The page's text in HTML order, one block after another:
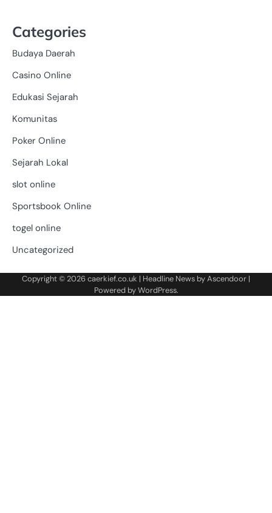
Categories
Budaya Daerah
Casino Online
Edukasi Sejarah
Komunitas
Poker Online
Sejarah Lokal
slot online
Sportsbook Online
togel online
Uncategorized
Copyright © 2026caerkief.co.uk | Headline News byAscendoor |
Powered byWordPress.